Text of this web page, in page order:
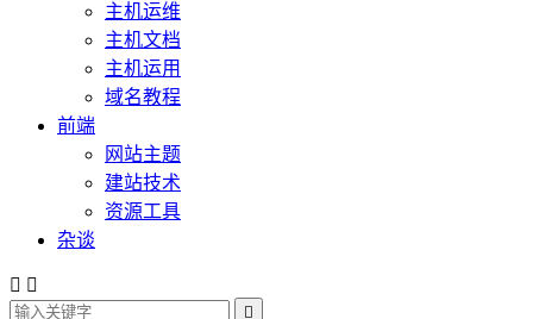
主机运维
主机文档
主机运用
域名教程
前端
网站主题
建站技术
资源工具
杂谈
 
